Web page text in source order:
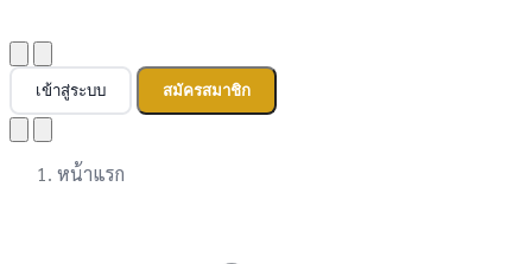
เข้าสู่ระบบ สมัครสมาชิก
หน้าแรก